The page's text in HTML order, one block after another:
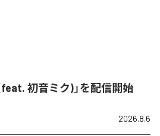
初音ミク)」を配信開始
2026.8.6